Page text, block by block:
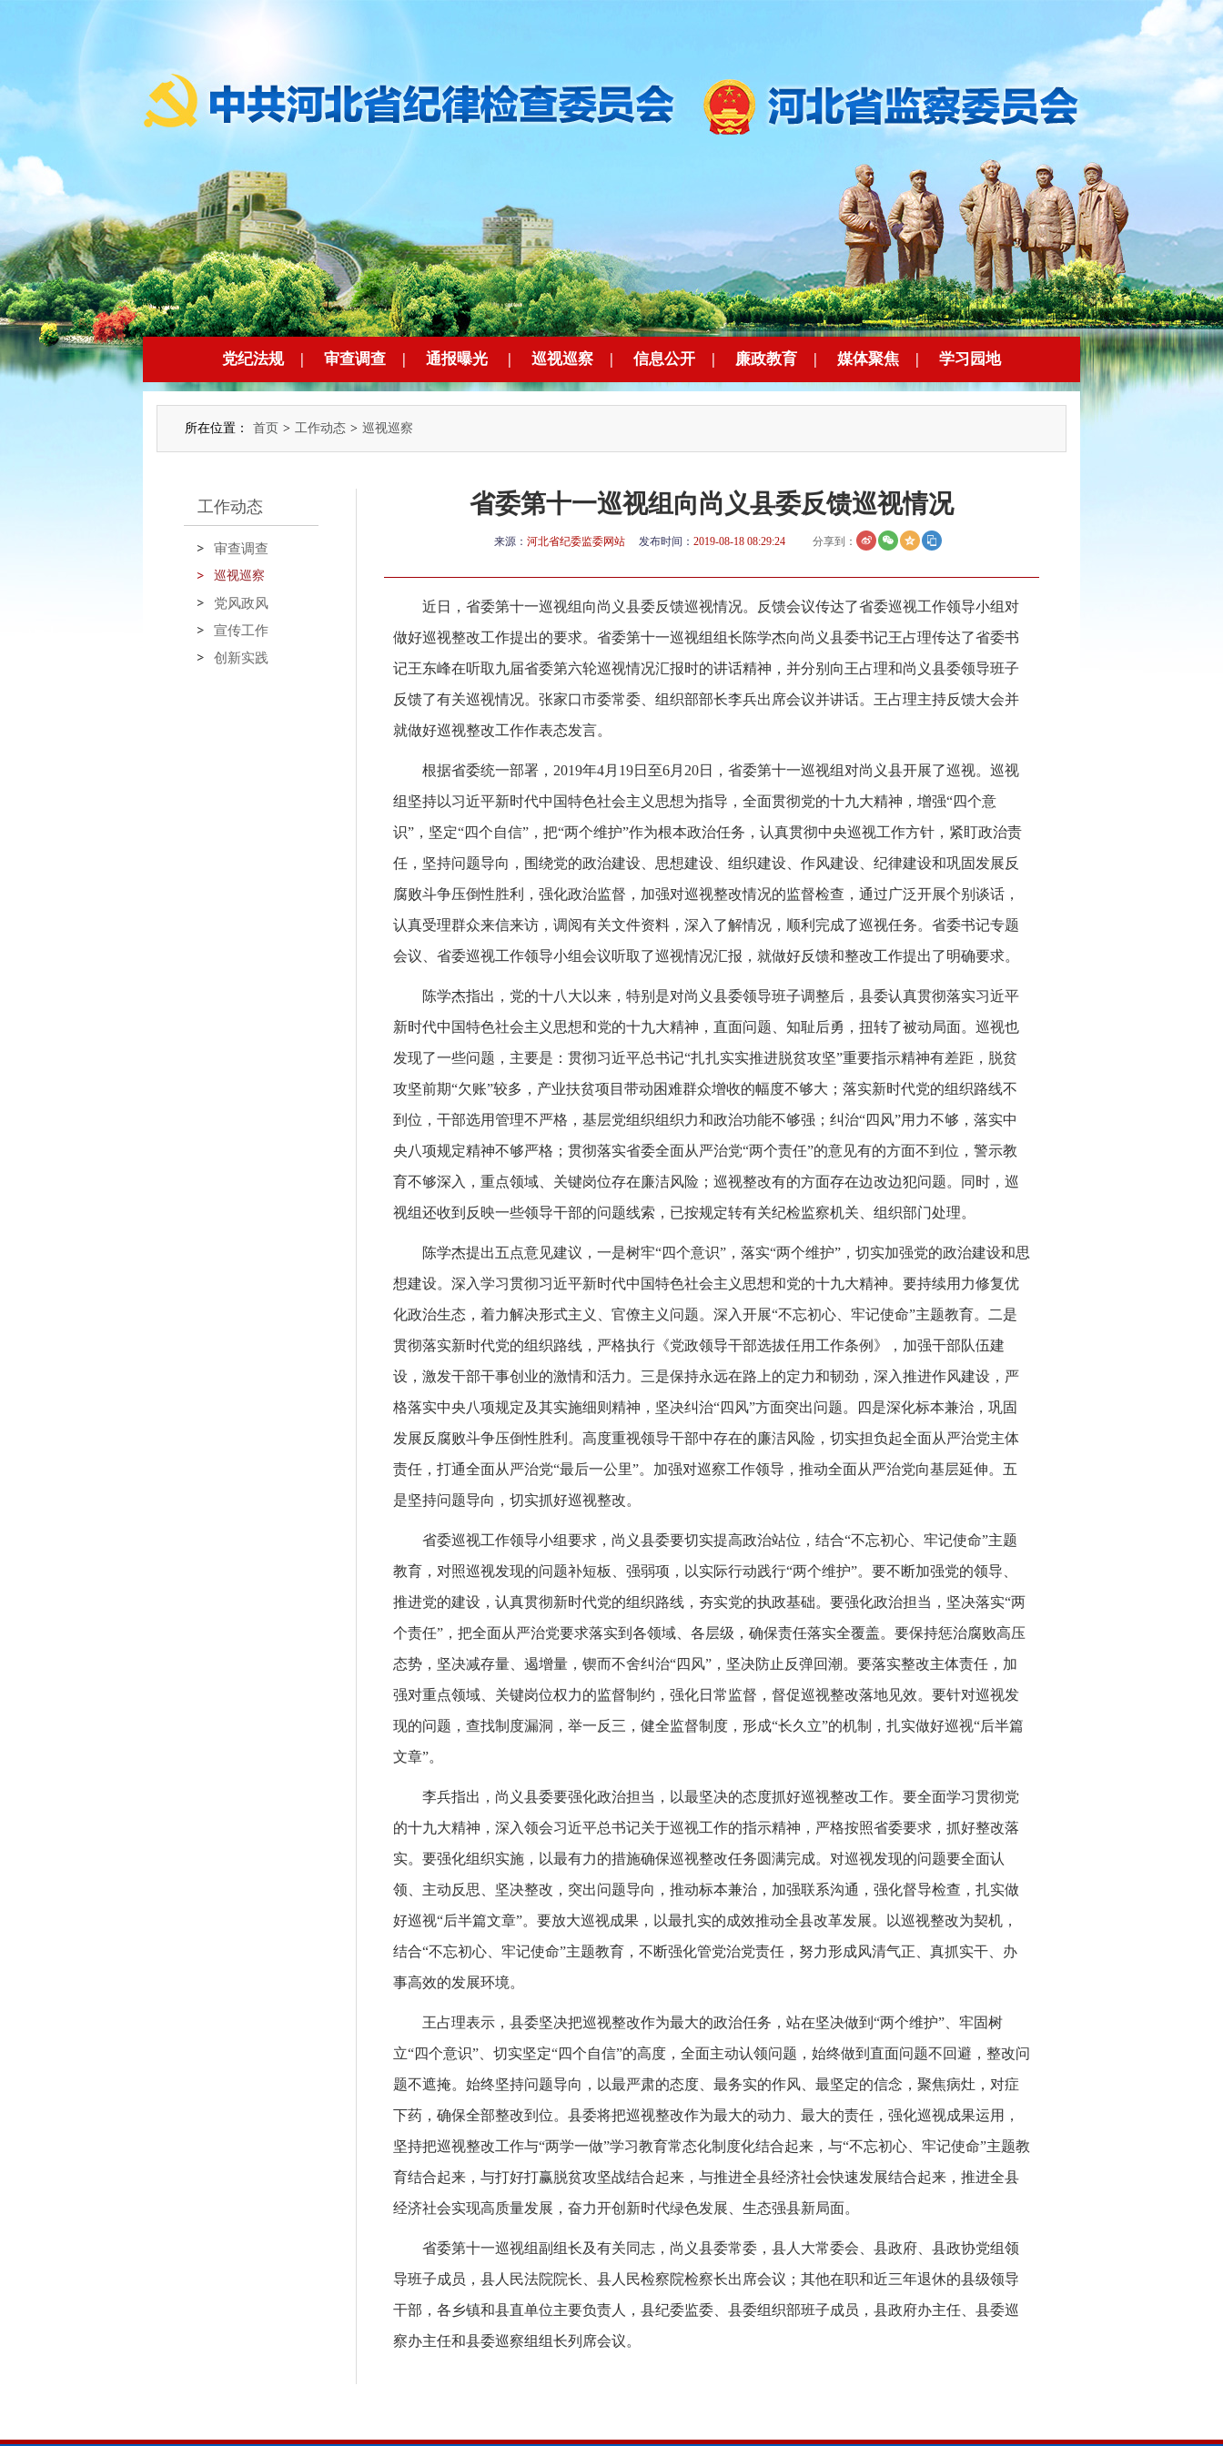
党纪法规 | 审查调查 | 通报曝光 | 巡视巡察 | 信息公开 | 廉政教育 | 媒体聚焦 | 学习园地
所在位置： 首页 > 工作动态 > 巡视巡察
工作动态
审查调查
巡视巡察
党风政风
宣传工作
创新实践
省委第十一巡视组向尚义县委反馈巡视情况
来源： 河北省纪委监委网站 发布时间： 2019-08-18 08:29:24 分享到：
近日，省委第十一巡视组向尚义县委反馈巡视情况。反馈会议传达了省委巡视工作领导小组对
做好巡视整改工作提出的要求。省委第十一巡视组组长陈学杰向尚义县委书记王占理传达了省委书
记王东峰在听取九届省委第六轮巡视情况汇报时的讲话精神，并分别向王占理和尚义县委领导班子
反馈了有关巡视情况。张家口市委常委、组织部部长李兵出席会议并讲话。王占理主持反馈大会并
就做好巡视整改工作作表态发言。
根据省委统一部署，2019年4月19日至6月20日，省委第十一巡视组对尚义县开展了巡视。巡视
组坚持以习近平新时代中国特色社会主义思想为指导，全面贯彻党的十九大精神，增强“四个意
识”，坚定“四个自信”，把“两个维护”作为根本政治任务，认真贯彻中央巡视工作方针，紧盯政治责
任，坚持问题导向，围绕党的政治建设、思想建设、组织建设、作风建设、纪律建设和巩固发展反
腐败斗争压倒性胜利，强化政治监督，加强对巡视整改情况的监督检查，通过广泛开展个别谈话，
认真受理群众来信来访，调阅有关文件资料，深入了解情况，顺利完成了巡视任务。省委书记专题
会议、省委巡视工作领导小组会议听取了巡视情况汇报，就做好反馈和整改工作提出了明确要求。
陈学杰指出，党的十八大以来，特别是对尚义县委领导班子调整后，县委认真贯彻落实习近平
新时代中国特色社会主义思想和党的十九大精神，直面问题、知耻后勇，扭转了被动局面。巡视也
发现了一些问题，主要是：贯彻习近平总书记“扎扎实实推进脱贫攻坚”重要指示精神有差距，脱贫
攻坚前期“欠账”较多，产业扶贫项目带动困难群众增收的幅度不够大；落实新时代党的组织路线不
到位，干部选用管理不严格，基层党组织组织力和政治功能不够强；纠治“四风”用力不够，落实中
央八项规定精神不够严格；贯彻落实省委全面从严治党“两个责任”的意见有的方面不到位，警示教
育不够深入，重点领域、关键岗位存在廉洁风险；巡视整改有的方面存在边改边犯问题。同时，巡
视组还收到反映一些领导干部的问题线索，已按规定转有关纪检监察机关、组织部门处理。
陈学杰提出五点意见建议，一是树牢“四个意识”，落实“两个维护”，切实加强党的政治建设和思
想建设。深入学习贯彻习近平新时代中国特色社会主义思想和党的十九大精神。要持续用力修复优
化政治生态，着力解决形式主义、官僚主义问题。深入开展“不忘初心、牢记使命”主题教育。二是
贯彻落实新时代党的组织路线，严格执行《党政领导干部选拔任用工作条例》，加强干部队伍建
设，激发干部干事创业的激情和活力。三是保持永远在路上的定力和韧劲，深入推进作风建设，严
格落实中央八项规定及其实施细则精神，坚决纠治“四风”方面突出问题。四是深化标本兼治，巩固
发展反腐败斗争压倒性胜利。高度重视领导干部中存在的廉洁风险，切实担负起全面从严治党主体
责任，打通全面从严治党“最后一公里”。加强对巡察工作领导，推动全面从严治党向基层延伸。五
是坚持问题导向，切实抓好巡视整改。
省委巡视工作领导小组要求，尚义县委要切实提高政治站位，结合“不忘初心、牢记使命”主题
教育，对照巡视发现的问题补短板、强弱项，以实际行动践行“两个维护”。要不断加强党的领导、
推进党的建设，认真贯彻新时代党的组织路线，夯实党的执政基础。要强化政治担当，坚决落实“两
个责任”，把全面从严治党要求落实到各领域、各层级，确保责任落实全覆盖。要保持惩治腐败高压
态势，坚决减存量、遏增量，锲而不舍纠治“四风”，坚决防止反弹回潮。要落实整改主体责任，加
强对重点领域、关键岗位权力的监督制约，强化日常监督，督促巡视整改落地见效。要针对巡视发
现的问题，查找制度漏洞，举一反三，健全监督制度，形成“长久立”的机制，扎实做好巡视“后半篇
文章”。
李兵指出，尚义县委要强化政治担当，以最坚决的态度抓好巡视整改工作。要全面学习贯彻党
的十九大精神，深入领会习近平总书记关于巡视工作的指示精神，严格按照省委要求，抓好整改落
实。要强化组织实施，以最有力的措施确保巡视整改任务圆满完成。对巡视发现的问题要全面认
领、主动反思、坚决整改，突出问题导向，推动标本兼治，加强联系沟通，强化督导检查，扎实做
好巡视“后半篇文章”。要放大巡视成果，以最扎实的成效推动全县改革发展。以巡视整改为契机，
结合“不忘初心、牢记使命”主题教育，不断强化管党治党责任，努力形成风清气正、真抓实干、办
事高效的发展环境。
王占理表示，县委坚决把巡视整改作为最大的政治任务，站在坚决做到“两个维护”、牢固树
立“四个意识”、切实坚定“四个自信”的高度，全面主动认领问题，始终做到直面问题不回避，整改问
题不遮掩。始终坚持问题导向，以最严肃的态度、最务实的作风、最坚定的信念，聚焦病灶，对症
下药，确保全部整改到位。县委将把巡视整改作为最大的动力、最大的责任，强化巡视成果运用，
坚持把巡视整改工作与“两学一做”学习教育常态化制度化结合起来，与“不忘初心、牢记使命”主题教
育结合起来，与打好打赢脱贫攻坚战结合起来，与推进全县经济社会快速发展结合起来，推进全县
经济社会实现高质量发展，奋力开创新时代绿色发展、生态强县新局面。
省委第十一巡视组副组长及有关同志，尚义县委常委，县人大常委会、县政府、县政协党组领
导班子成员，县人民法院院长、县人民检察院检察长出席会议；其他在职和近三年退休的县级领导
干部，各乡镇和县直单位主要负责人，县纪委监委、县委组织部班子成员，县政府办主任、县委巡
察办主任和县委巡察组组长列席会议。